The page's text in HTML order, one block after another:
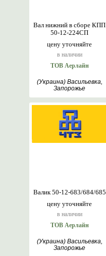
цену уточняйте
в наличии
Вал нижний в сборе КПП
50-12-224СП
ТОВ Аерлайн
(Украина) Васильевка,
Запорожье
цену уточняйте
в наличии
Валик 50-12-683/684/685
ТОВ Аерлайн
(Украина) Васильевка,
Запорожье